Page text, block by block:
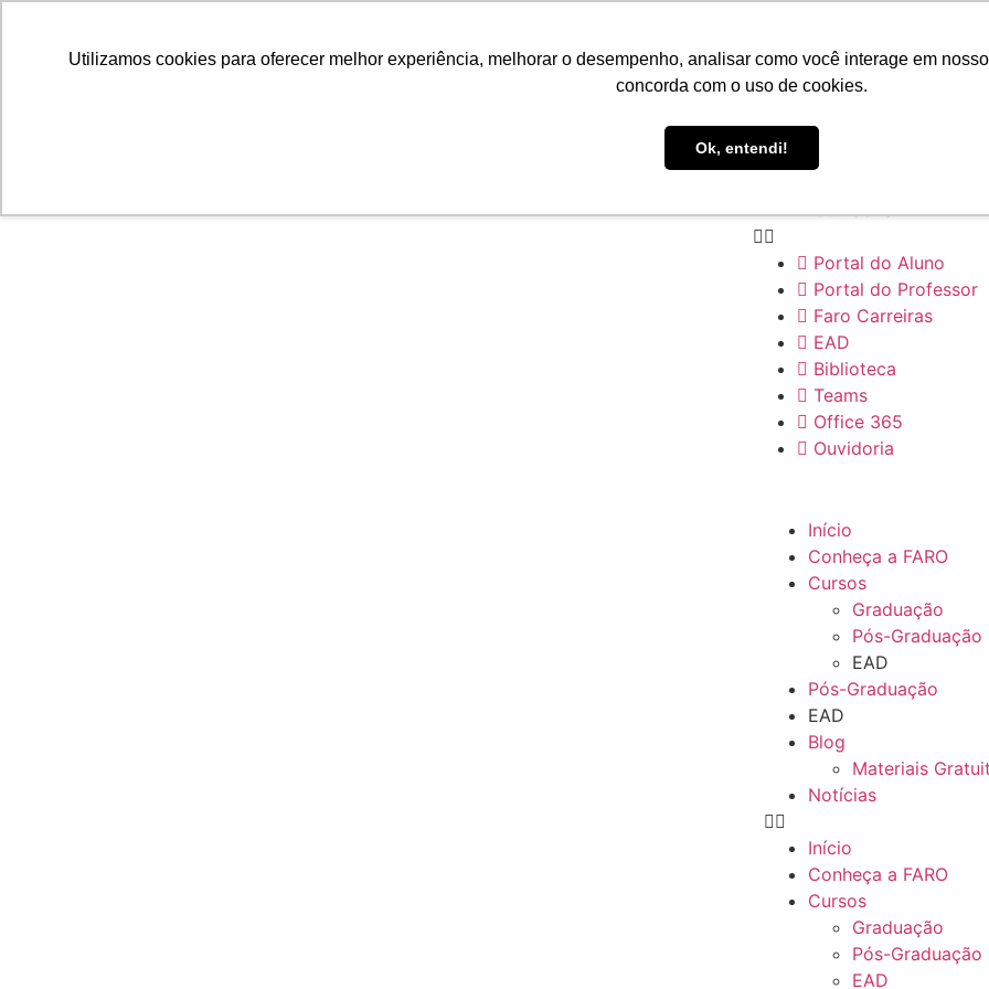
Utilizamos cookies para oferecer melhor experiência, melhorar o desempenho, analisar como você interage em
concorda com o uso de cookies.
Ok, entendi!
Portal do Professor
Faro Carreiras
Biblioteca
Ouvidoria
Portal do Aluno
Portal do Professor
Faro Carreiras
EAD
Biblioteca
Teams
Office 365
Ouvidoria
Início
Conheça a FARO
Cursos
Graduação
Pós-Graduação
EAD
Pós-Graduação
EAD
Blog
Materiais
Notícias
Início
Conheça a FARO
Cursos
Graduação
Pós-Graduação
EAD